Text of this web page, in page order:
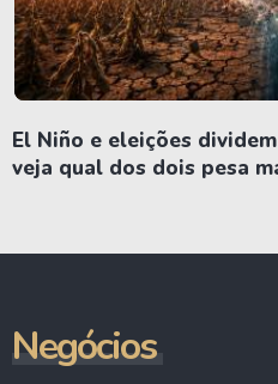
El Niño e eleições
veja qual dos dois pesa
Negócios